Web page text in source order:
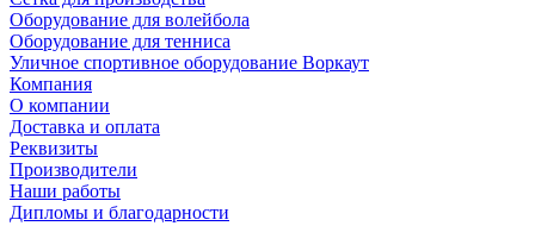
Оборудование для волейбола
Оборудование для тенниса
Уличное спортивное оборудование Воркаут
Компания
О компании
Доставка и оплата
Реквизиты
Производители
Наши работы
Дипломы и благодарности